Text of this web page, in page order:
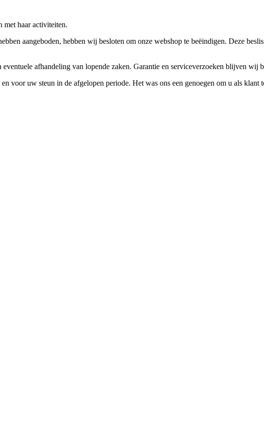
haar activiteiten.
aangeboden, hebben wij besloten om onze webshop te beëindigen. Deze
afhandeling van lopende zaken. Garantie en serviceverzoeken blijven wij
voor uw steun in de afgelopen periode. Het was ons een genoegen om u als klant